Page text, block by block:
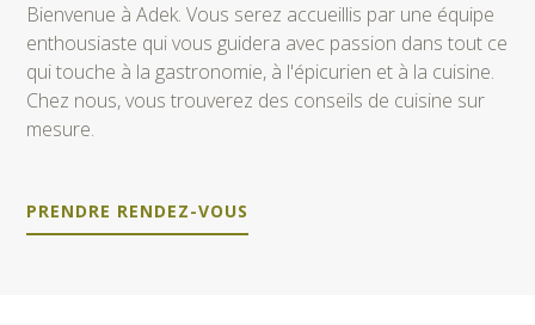
Bienvenue à Adek. Vous serez accueillis par une équipe
enthousiaste qui vous guidera avec passion dans tout ce
qui touche à la gastronomie, à l'épicurien et à la cuisine.
Chez nous, vous trouverez des conseils de cuisine sur
mesure.
PRENDRE RENDEZ-VOUS